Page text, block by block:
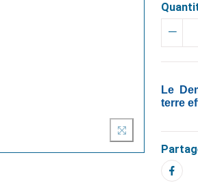
Le
terre